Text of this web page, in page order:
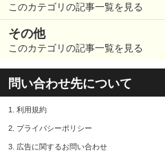
このカテゴリの記事一覧を見る
その他
このカテゴリの記事一覧を見る
問い合わせ先について
1. 利用規約
2. プライバシーポリシー
3. 広告に関するお問い合わせ